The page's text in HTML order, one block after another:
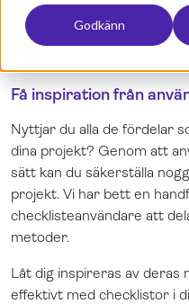
Godkänn
language
Svenska
English
Norsk
Logga in
6 augusti 2024 -1 min lästid
Få inspiration från
Nyttjar du alla de fördelar
dina projekt? Genom att
sätt kan du säkerställa
projekt. Vi har bett en
checklisteanvändare att
metoder.
Låt dig inspireras av
effektivt med checklistor i